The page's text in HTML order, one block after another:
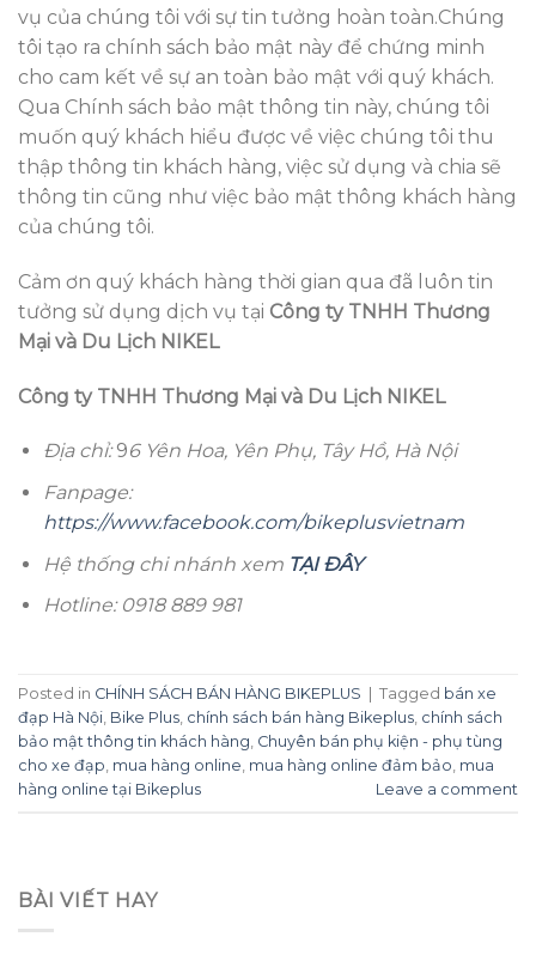
vụ của chúng tôi với sự tin tưởng hoàn toàn.Chúng
tôi tạo ra chính sách bảo mật này để chứng minh
cho cam kết về sự an toàn bảo mật với quý khách.
Qua Chính sách bảo mật thông tin này, chúng tôi
muốn quý khách hiểu được về việc chúng tôi thu
thập thông tin khách hàng, việc sử dụng và chia sẽ
thông tin cũng như việc bảo mật thông khách hàng
của chúng tôi.
Cảm ơn quý khách hàng thời gian qua đã luôn tin
tưởng sử dụng dịch vụ tại Công ty TNHH Thương
Mại và Du Lịch NIKEL
Công ty TNHH Thương Mại và Du Lịch NIKEL
Địa chỉ:96 Yên Hoa, Yên Phụ, Tây Hồ, Hà Nội
Fanpage:
https://www.facebook.com/bikeplusvietnam
Hệ thống chi nhánh xem TẠI ĐÂY
Hotline: 0918 889 981
Posted in CHÍNH SÁCH BÁN HÀNG BIKEPLUS Tagged bán xe
đạp Hà Nội, Bike Plus, chính sách bán hàng Bikeplus, chính sách
bảo mật thông tin khách hàng, Chuyên bán phụ kiện - phụ tùng
cho xe đạp, mua hàng online, mua hàng online đảm bảo, mua
hàng online tại Bikeplus
Leave a comment
BÀI VIẾT HAY